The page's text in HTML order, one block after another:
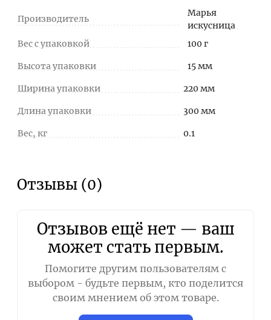
Производитель
Марья
искусница
Вес с упаковкой
100 г
Высота упаковки 15 мм
Ширина упаковки 220 мм
Длина упаковки 300 мм
Вес, кг 0.1
Отзывы (0)
Отзывов ещё нет — ваш
может стать первым.
Помогите другим пользователям с
выбором - будьте первым, кто поделится
своим мнением об этом товаре.